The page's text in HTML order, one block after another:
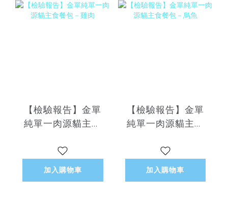
【檢驗報告】金單
純單一肉源貓主食
加入購物車
【檢驗報告】金單
純單一肉源貓主食
加入購物車